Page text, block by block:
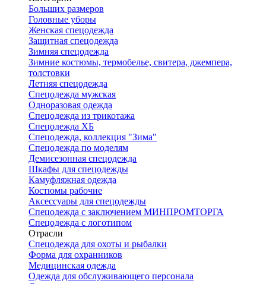
Больших размеров
Головные уборы
Женская спецодежда
Защитная спецодежда
Зимняя спецодежда
Зимние костюмы, термобелье, свитера, джемпера,
толстовки
Летняя спецодежда
Спецодежда мужская
Одноразовая одежда
Спецодежда из трикотажа
Спецодежда ХБ
Спецодежда, коллекция "Зима"
Спецодежда по моделям
Демисезонная спецодежда
Шкафы для спецодежды
Камуфляжная одежда
Костюмы рабочие
Аксессуары для спецодежды
Спецодежда с заключением МИНПРОМТОРГА
Спецодежда с логотипом
Отрасли
Спецодежда для охоты и рыбалки
Форма для охранников
Медицинская одежда
Одежда для обслуживающего персонала